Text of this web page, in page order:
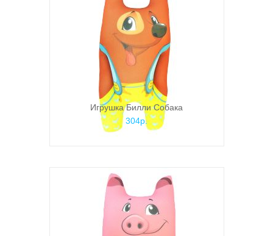
Игрушка Билли Собака
304р.